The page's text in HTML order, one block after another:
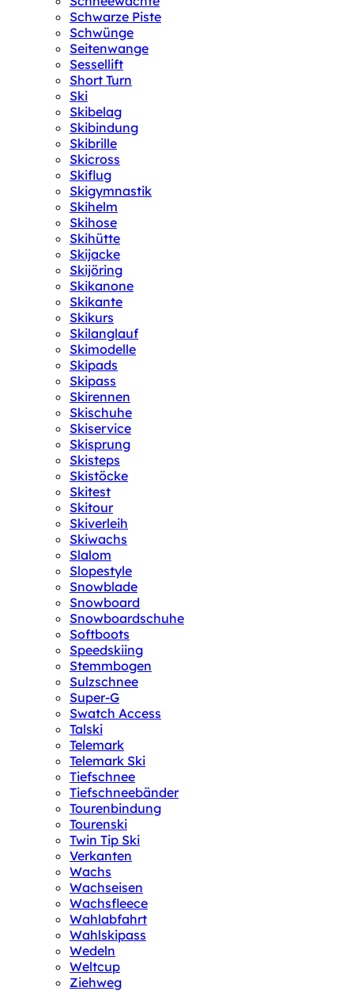
Schwarze Piste
Schwünge
Seitenwange
Sessellift
Short Turn
Ski
Skibelag
Skibindung
Skibrille
Skicross
Skiflug
Skigymnastik
Skihelm
Skihose
Skihütte
Skijacke
Skijöring
Skikanone
Skikante
Skikurs
Skilanglauf
Skimodelle
Skipads
Skipass
Skirennen
Skischuhe
Skiservice
Skisprung
Skisteps
Skistöcke
Skitest
Skitour
Skiverleih
Skiwachs
Slalom
Slopestyle
Snowblade
Snowboard
Snowboardschuhe
Softboots
Speedskiing
Stemmbogen
Sulzschnee
Super-G
Swatch Access
Talski
Telemark
Telemark Ski
Tiefschnee
Tiefschneebänder
Tourenbindung
Tourenski
Twin Tip Ski
Verkanten
Wachs
Wachseisen
Wachsfleece
Wahlabfahrt
Wahlskipass
Wedeln
Weltcup
Ziehweg